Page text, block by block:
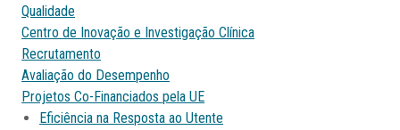
Qualidade
Centro de Inovação e Investigação Clínica
Recrutamento
Avaliação do Desempenho
Projetos Co-Financiados pela UE
Eficiência na Resposta ao Utente